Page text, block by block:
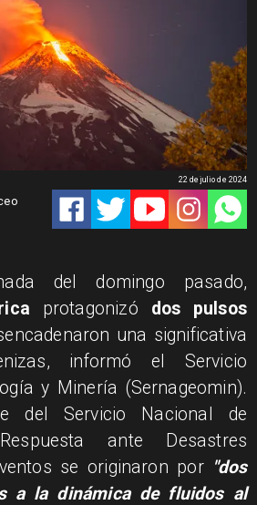
22 de julio de 2024
del domingo pasado,
protagonizó dos pulsos
una significativa
informó el Servicio
y Minería (Sernageomin).
del Servicio Nacional de
ante Desastres
se originaron por "dos
a la dinámica de fluidos al